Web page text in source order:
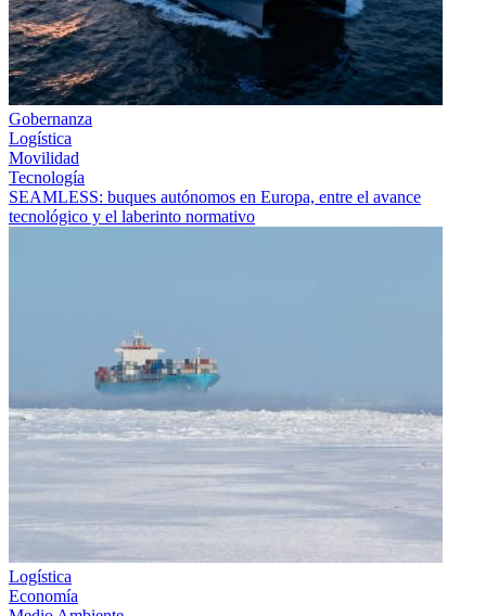
Gobernanza
Logística
Movilidad
Tecnología
SEAMLESS: buques autónomos en Europa, entre el avance
tecnológico y el laberinto normativo
Logística
Economía